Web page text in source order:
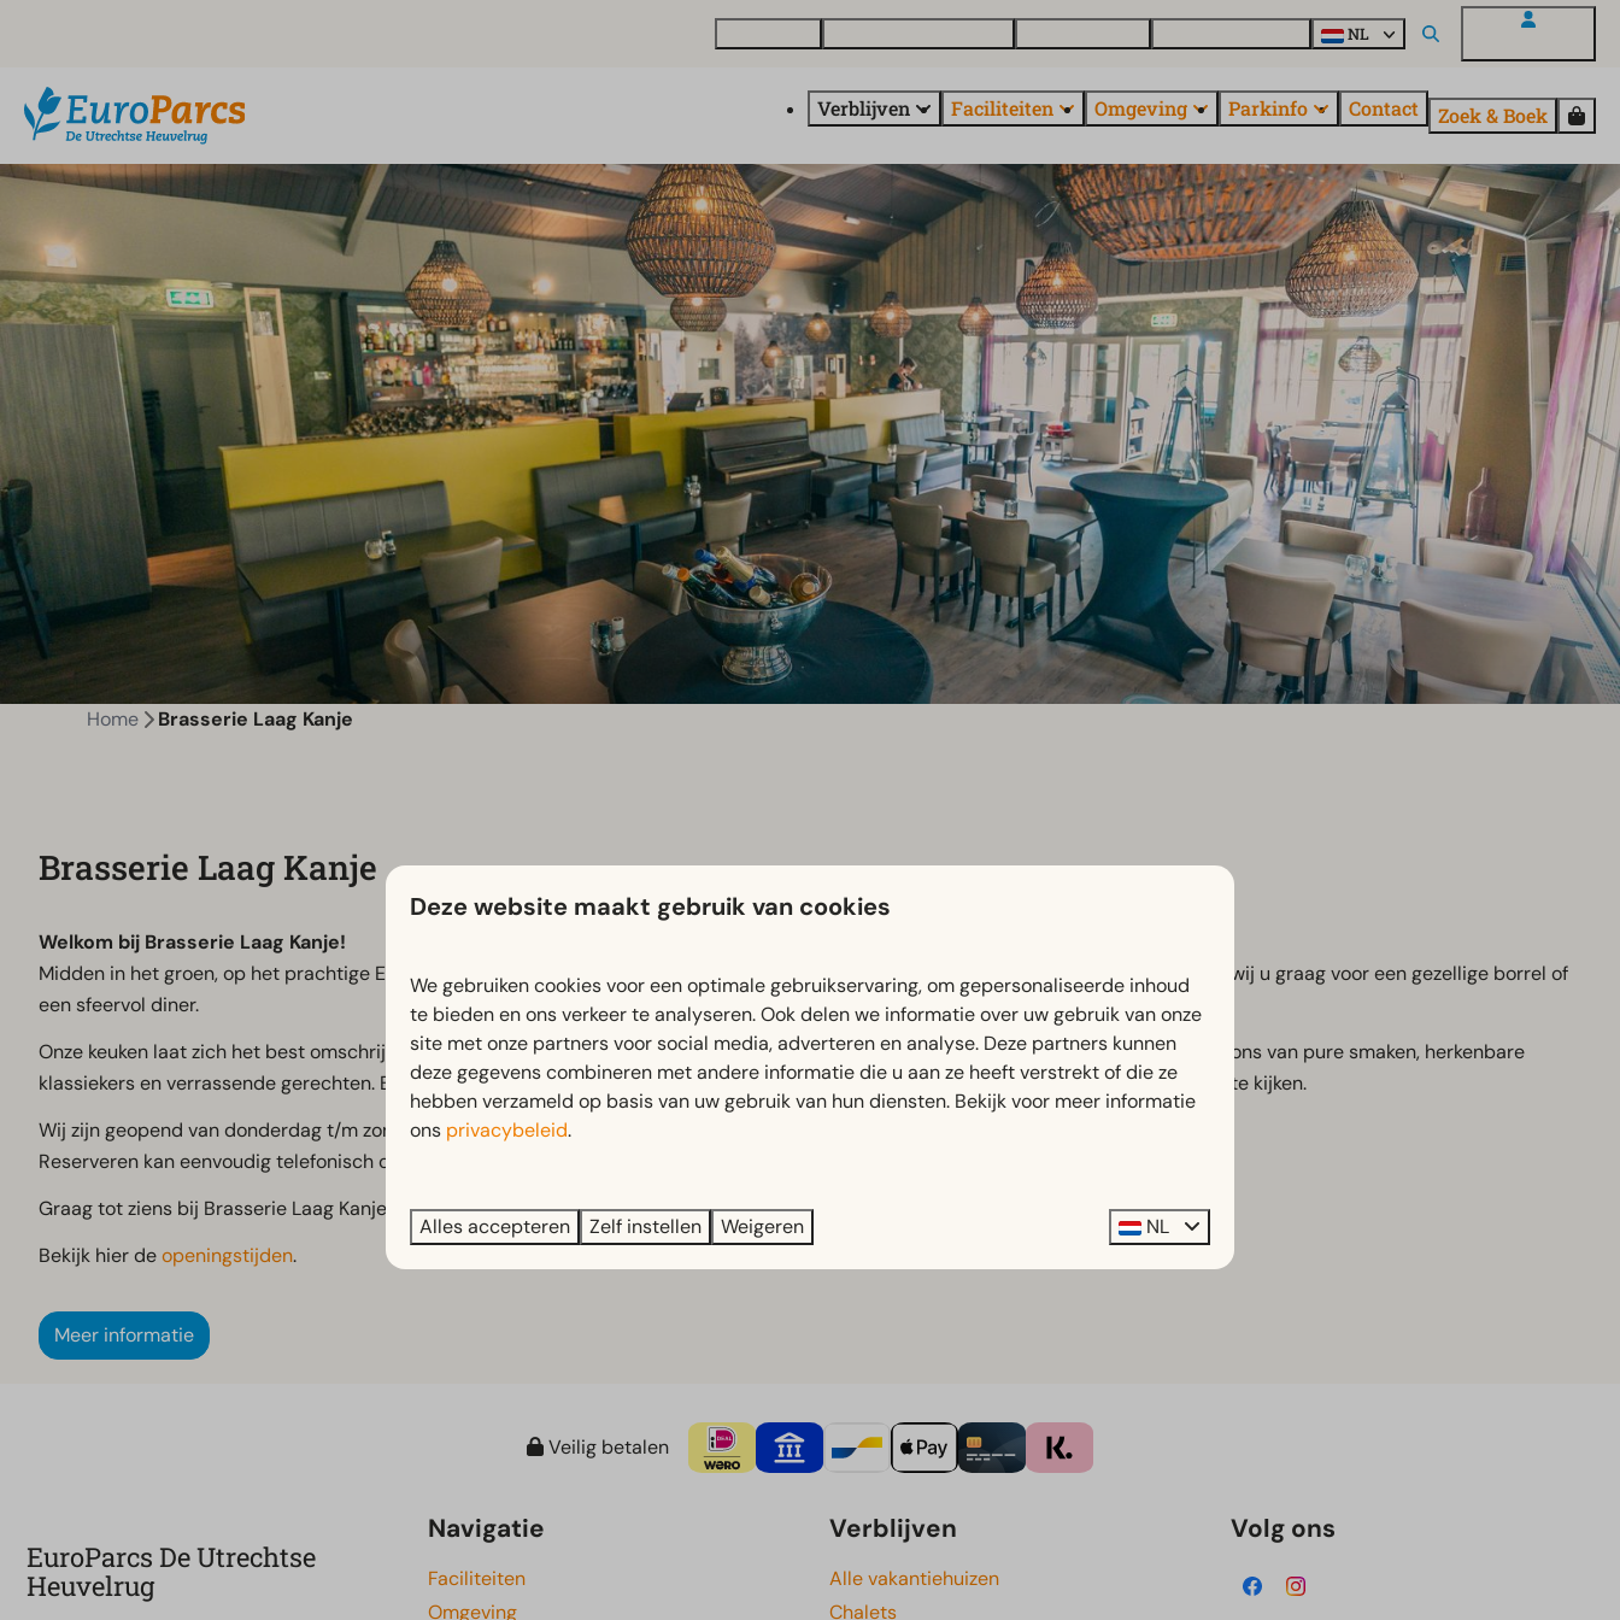
NL
Verblijven Faciliteiten Omgeving Parkinfo Contact Zoek & Boek
Home Brasserie Laag Kanje
Brasserie Laag Kanje
Welkom bij Brasserie Laag Kanje!
Midden in het groen, op het prachtige EuroParcs Resort Utrechtse Heuvelrug in Maarn en vlak naast het Henschotermeer, verwelkomen wij u graag voor een gezellige borrel of
een sfeervol diner.
Onze keuken laat zich het best omschrijven als een brasserie met invloeden uit de Hollandse en Frans-mediterrane keuken. U geniet bij ons van pure smaken, herkenbare
klassiekers en verrassende gerechten. Bovendien serveren wij iedere week een wisselend hoofdgerecht – altijd iets nieuws om naar uit te kijken.
Wij zijn geopend van donderdag t/m zondag.
Reserveren kan eenvoudig telefonisch of door even bij ons binnen te lopen.
Graag tot ziens bij Brasserie Laag Kanje!
Bekijk hier deopeningstijden.
Meer informatie
Veilig betalen
EuroParcs De Utrechtse
Heuvelrug
Navigatie
Faciliteiten
Omgeving
Verblijven
Alle vakantiehuizen
Chalets
Volg ons
Deze website maakt gebruik van cookies
We gebruiken cookies voor een optimale gebruikservaring, om gepersonaliseerde inhoud
te bieden en ons verkeer te analyseren. Ook delen we informatie over uw gebruik van onze
site met onze partners voor social media, adverteren en analyse. Deze partners kunnen
deze gegevens combineren met andere informatie die u aan ze heeft verstrekt of die ze
hebben verzameld op basis van uw gebruik van hun diensten. Bekijk voor meer informatie
ons privacybeleid.
Alles accepteren Zelf instellen Weigeren NL